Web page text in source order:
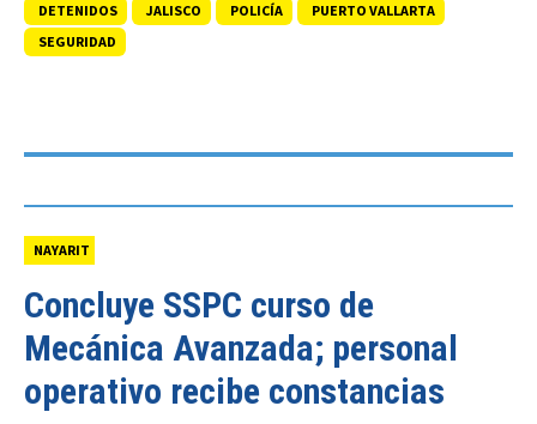
DETENIDOS JALISCO POLICÍA
PUERTO VALLARTA
SEGURIDAD
NAYARIT
Concluye SSPC curso de
Mecánica Avanzada; personal
operativo recibe constancias